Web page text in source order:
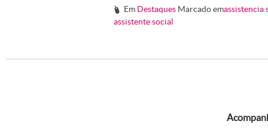
# Em Destaques Marcado emassistencia
assistente social